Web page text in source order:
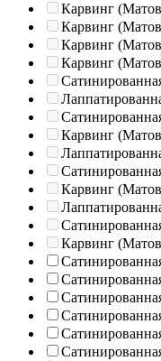
Карвинг
Карвинг
Карвинг
Карвинг
Карвинг
Карвинг
Карвинг